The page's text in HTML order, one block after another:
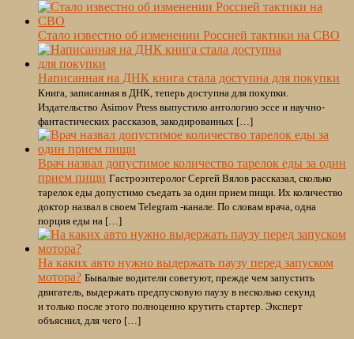
Стало известно об изменении Россией тактики на СВО
Написанная на ДНК книга стала доступна для покупки
Книга, записанная в ДНК, теперь доступна для покупки.
Издательство Asimov Press выпустило антологию эссе и научно-
фантастических рассказов, закодированных […]
Врач назвал допустимое количество тарелок еды за один
прием пищи Гастроэнтеролог Сергей Вялов рассказал, сколько
тарелок еды допустимо съедать за один прием пищи. Их количество
доктор назвал в своем Telegram -канале. По словам врача, одна
порция еды на […]
На каких авто нужно выдержать паузу перед запуском
мотора? Бывалые водители советуют, прежде чем запустить
двигатель, выдержать предпусковую паузу в несколько секунд
и только после этого полноценно крутить стартер. Эксперт
объяснил, для чего […]